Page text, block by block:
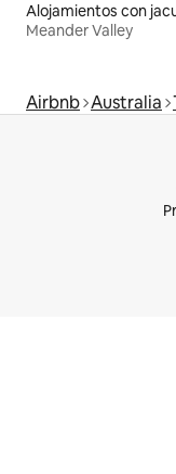
Alojamientos con
Meander Valley
Airbnb Australia